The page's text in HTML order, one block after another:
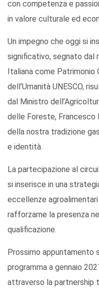
con competenza e
in valore culturale ed
Un impegno che oggi si
significativo, segnato dal
Italiana come Patrimonio
dell’Umanità UNESCO,
dal Ministro
delle Foreste, Francesco
della nostra tradizione
e identità.
La partecipazione al
si inserisce in una
eccellenze
rafforzarne la presenza
qualificazione.
Prossimo appuntamento
programma a gennaio
attraverso la partnership